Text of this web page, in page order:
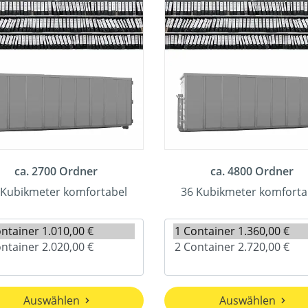
ca. 2700 Ordner
komfortabel
Auswählen
ca. 4800 Ordner
36 Kubikmeter
Auswählen